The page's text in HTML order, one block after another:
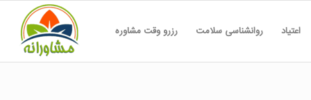
اعتیاد روانشناسی سلامت رزرو وقت مشاوره